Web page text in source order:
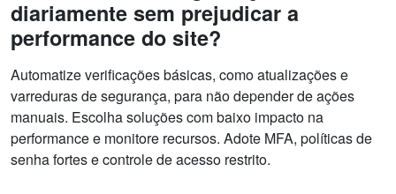
diariamente sem prejudicar a
performance do site?
Automatize verificações básicas, como atualizações e
varreduras de segurança, para não depender de ações
manuais. Escolha soluções com baixo impacto na
performance e monitore recursos. Adote MFA, políticas de
senha fortes e controle de acesso restrito.